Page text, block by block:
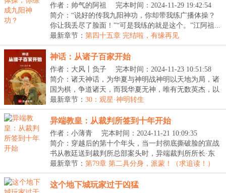
作者：帅气的阿祖
完本时间：2024-11-29 19:42:54
简介：“说好的传我九阳神功，你却带我练广播体操？
你让我丢尽了脸面！”“可是我练的就是这个。”江阿祖...
最新章节： 第四十五章 完结啦，有缘再见
神话：从诸子百家开始
作者：大风丨负子
完本时间：2024-11-23 10:51:58
简介：诸天神话，为华夏与神明战神明以天地为局，诸
国为棋，争道诸天，而我华夏无神，唯有无数英杰，以
命...
最新章节： 30：观星·神明转生
异端教皇：从裁判所签到十年开始
作者：小薄青
完本时间：2024-11-21 10:09:35
简介：穿越后的第十个年头，当一封彻底撕破脸的宣战
书从教廷送到裁判所总部案头时，异端裁判所所长·东
方...
最新章节： 第79章 第二具分身，派蒙！（求追读！）
这个地下城玩家过于凶猛